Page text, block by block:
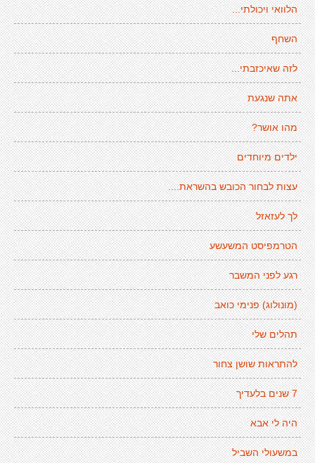
הלוואי ויכולתי...
השחף
לזה שאיכזבתי...
אתה שנגעת
מהו אושר?
ילדים מיוחדים
עצות לבחור הכובש בהשראת....
לך לעזאזל
הטרמפיסט המשעשע
רגע לפני המשבר
(מונולוג) פנימי כואב
תהלים שלי
להתראות שושן צחור
7 שנים בלעדיך
היה לי אבא
במשעולי השביל